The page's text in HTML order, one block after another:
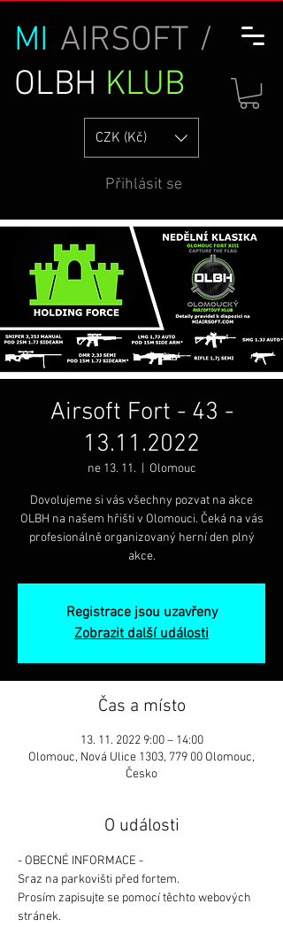
MI AIRSOFT /
OLBH KLUB
Přihlásit se
CZK (Kč)
Airsoft Fort - 43 -
13.11.2022
ne 13. 11. Olomouc
Dovolujeme si vás všechny pozvat na akce
OLBH na našem hřišti v Olomouci. Čeká na vás
profesionálně organizovaný herní den plný
akce.
Registrace jsou uzavřeny
Zobrazit další události
Čas a místo
13. 11. 2022 9:00 – 14:00
Olomouc, Nová Ulice 1303, 779 00 Olomouc,
Česko
O události
- OBECNÉ INFORMACE -
Sraz na parkovišti před fortem.
Prosím zapisujte se pomocí těchto webových
stránek.